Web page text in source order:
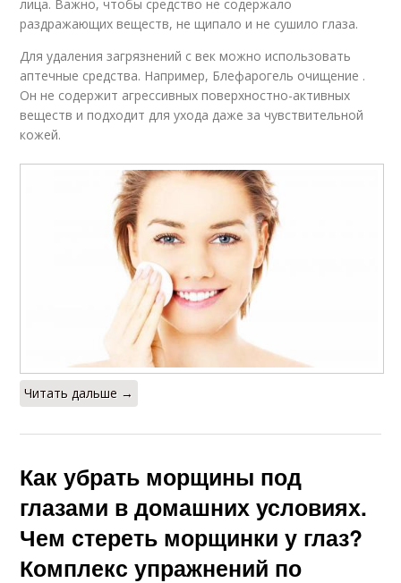
лица. Важно, чтобы средство не содержало
раздражающих веществ, не щипало и не сушило глаза.
Для удаления загрязнений с век можно использовать
аптечные средства. Например, Блефарогель очищение .
Он не содержит агрессивных поверхностно-активных
веществ и подходит для ухода даже за чувствительной
кожей.
Читать дальше →
Как убрать морщины под
глазами в домашних условиях.
Чем стереть морщинки у глаз?
Комплекс упражнений по